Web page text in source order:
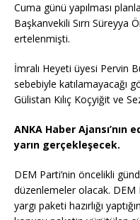
Cuma günü yapılması
Başkanvekili Sırrı Süreyya
ertelenmişti.
İmralı Heyeti üyesi Pervin
sebebiyle katılamayacağı
Gülistan Kılıç Koçyiğit ve
ANKA Haber
yarın gerçekleşecek.
DEM Parti’nin öncelikli
düzenlemeler olacak. DEM
yargı paketi hazırlığı